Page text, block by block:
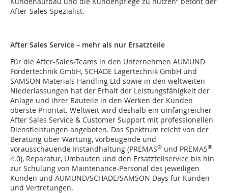
After-Sales-Spezialist.
After Sales Service – mehr als nur Ersatzteile
Für die After-Sales-Teams in den Unternehmen AUMUND
Fördertechnik GmbH, SCHADE Lagertechnik GmbH und
SAMSON Materials Handling Ltd sowie in den weltweiten
Niederlassungen hat der Erhalt der Leistungsfähigkeit der
Anlage und ihrer Bauteile in den Werken der Kunden
oberste Priorität. Weltweit wird deshalb ein umfangreicher
After Sales Service & Customer Support mit professionellen
Dienstleistungen angeboten. Das Spektrum reicht von der
Beratung über Wartung, vorbeugende und
vorausschauende Instandhaltung (PREMAS® und PREMAS®
4.0), Reparatur, Umbauten und den Ersatzteilservice bis hin
zur Schulung von Maintenance-Personal des jeweiligen
Kunden und AUMUND/SCHADE/SAMSON Days für Kunden
und Vertretungen.